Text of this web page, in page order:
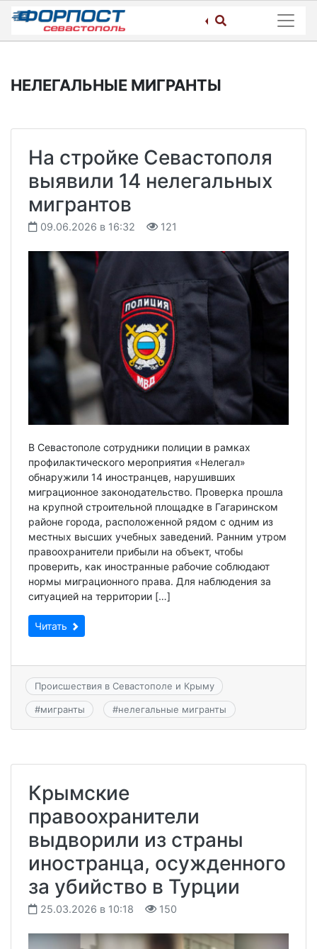
Skip
content
НЕЛЕГАЛЬНЫЕ МИГРАНТЫ
На стройке Севастополя
выявили 14 нелегальных
мигрантов
09.06.2026 в 16:32 121
В Севастополе сотрудники полиции в рамках
профилактического мероприятия «Нелегал»
обнаружили 14 иностранцев, нарушивших
миграционное законодательство. Проверка прошла
на крупной строительной площадке в Гагаринском
районе города, расположенной рядом с одним из
местных высших учебных заведений. Ранним утром
правоохранители прибыли на объект, чтобы
проверить, как иностранные рабочие соблюдают
нормы миграционного права. Для наблюдения за
ситуацией на территории […]
Читать
Происшествия в Севастополе и Крыму
#мигранты #нелегальные мигранты
Крымские
правоохранители
выдворили из страны
иностранца, осужденного
за убийство в Турции
25.03.2026 в 10:18 150